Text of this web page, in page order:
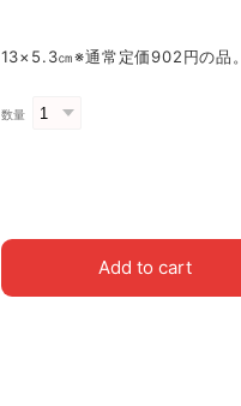
13×5.3㎝※通常定価902円の品。
数量
Add to cart